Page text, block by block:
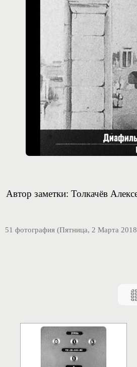
Автор заметки: Толкачёв
51 фотография (Пятница, 2 Марта